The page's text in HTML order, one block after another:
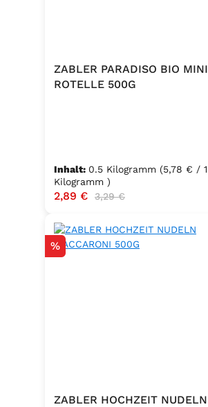
ZABLER PARADISO BIO MINI
ROTELLE 500G
Inhalt: 0.5 Kilogramm (5,78 € / 1
Kilogramm )
Verkaufspreis:
2,89 € Regulärer Preis:
3,29 €
Rabatt
%
ZABLER HOCHZEIT NUDELN